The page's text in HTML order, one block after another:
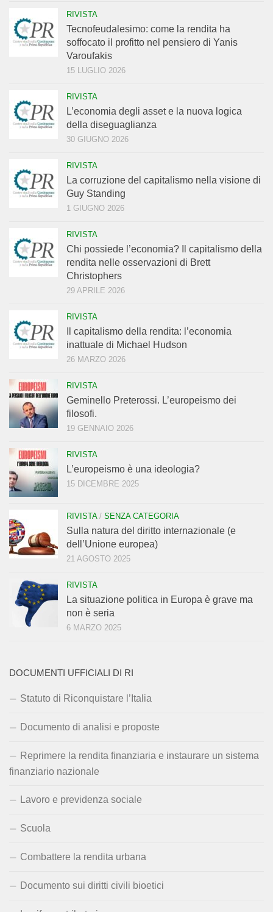
RIVISTA
Tecnofeudalesimo: come la rendita ha
soffocato il profitto nel pensiero di Yanis
Varoufakis
15 LUGLIO 2026
RIVISTA
L’economia degli asset e la nuova logica
della diseguaglianza
30 GIUGNO 2026
RIVISTA
La corruzione del capitalismo nella visione di
Guy Standing
1 GIUGNO 2026
RIVISTA
Chi possiede l’economia? Il capitalismo della
rendita nelle osservazioni di Brett
Christophers
29 APRILE 2026
RIVISTA
Il capitalismo della rendita: l’economia
inattuale di Michael Hudson
26 MARZO 2026
RIVISTA
Geminello Preterossi. L’europeismo dei
filosofi.
19 GENNAIO 2026
RIVISTA
L’europeismo è una ideologia?
15 DICEMBRE 2025
RIVISTA/ SENZA CATEGORIA
Sulla natura del diritto internazionale (e
dell’Unione europea)
21 AGOSTO 2025
RIVISTA
La situazione politica in Europa è grave ma
non è seria
6 MARZO 2025
DOCUMENTI UFFICIALI DI RI
Statuto di Riconquistare l’Italia
Documento di analisi e proposte
Reprimere la rendita finanziaria e instaurare un sistema
finanziario nazionale
Lavoro e previdenza sociale
Scuola
Combattere la rendita urbana
Documento sui diritti civili bioetici